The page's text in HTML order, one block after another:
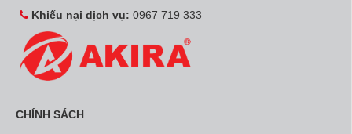
Khiếu nại dịch vụ: 0967 719 333
CHÍNH SÁCH